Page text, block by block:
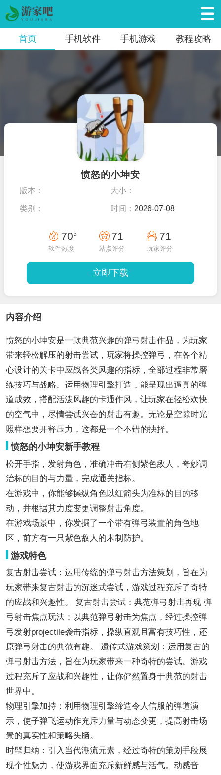
首页 手机软件 手机游戏 教程攻略
愤怒的小坤安
版本： 大小：
类别： 时间： 2026-07-08
70°
软件热度
71
站点评分
71
玩家评分
立即下载
内容介绍
愤怒的小坤安是一款典范兴趣的弹弓射击作品，为玩家
带来轻松解压的射击尝试，玩家将操控弹弓，在各个精
心设计的关卡中应战各类风趣的指标，全部过程非常磨
练技巧与战略。运用物理引擎打造，能呈现出逼真的弹
道成效，搭配活泼风趣的卡通作风，让玩家在轻松欢快
的空气中，尽情尝试兴奋的射击有趣。无论是空隙时光
照样想要开释压力，这都是一个不错的抉择。
愤怒的小坤安新手教程
松开手指，发射角色，准确冲击右侧紫色敌人，奇妙调
治标的目的与力量，完成通关指标。
在游戏中，你能够操纵角色以红箭头为准标的目的移
动，并根据其力度变更调整射击角度。
在游戏场景中，你发掘了一个带有弹弓装置的角色地
区，前方有一只紫色敌人的木制防护。
游戏特色
复古射击尝试：运用传统的弹弓射击方法策划，旨在为
玩家带来复古射击的沉迷式尝试，游戏过程充斥了奇特
的应战和兴趣性。 复古射击尝试：典范弹弓射击再现 弹
弓射击焦点玩法：以典范弹弓射击为焦点，经过操控弹
弓发射projectile袭击指标，操纵直观且富有技巧性，还
原弹弓射击的典范有趣。 遗传式游戏策划：运用复古的
弹弓射击方法，旨在为玩家带来一种奇特的尝试。游戏
过程充斥了应战和兴趣性，让你俨然置身于典范的射击
世界中。
物理引擎加持：利用物理引擎缔造令人信服的弹道演
示，使子弹飞运动作充斥力量与动态变更，提高射击场
景的真实性和策略头脑。
时髦归纳：引入当代潮流元素，经过奇特的策划手段展
现个性魅力，使游戏界面充斥新鲜感与活气。动感音